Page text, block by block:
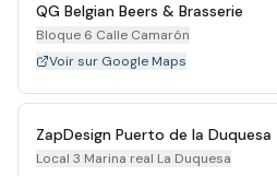
QG Belgian Beers & Brasserie
Bloque 6 Calle Camarón
Voir sur Google Maps
ZapDesign Puerto de la Duquesa
Local 3 Marina real La Duquesa